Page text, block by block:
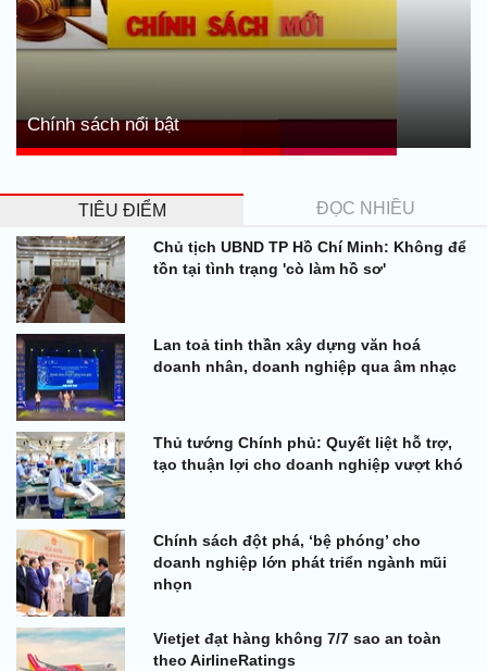
Chính sách nổi bật
TIÊU ĐIỂM ĐỌC NHIỀU
Chủ tịch UBND TP Hồ Chí Minh: Không để
tồn tại tình trạng 'cò làm hồ sơ'
Lan toả tinh thần xây dựng văn hoá
doanh nhân, doanh nghiệp qua âm nhạc
Thủ tướng Chính phủ: Quyết liệt hỗ trợ,
tạo thuận lợi cho doanh nghiệp vượt khó
Chính sách đột phá, ‘bệ phóng’ cho
doanh nghiệp lớn phát triển ngành mũi
nhọn
Vietjet đạt hàng không 7/7 sao an toàn
theo AirlineRatings